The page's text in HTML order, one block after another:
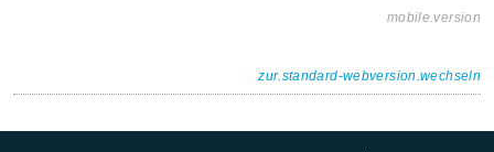
mobile.version
zur.standard-webversion.wechseln